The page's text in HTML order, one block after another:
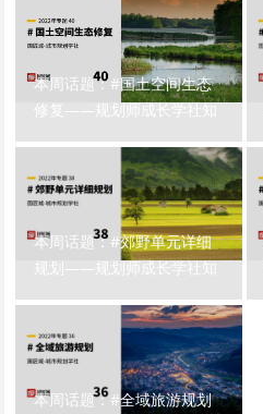
本周话题：#国土空间生态
修复——规划师成长学社知
本周话题：#郊野单元详细
规划——规划师成长学社知
本周话题：#全域旅游规划